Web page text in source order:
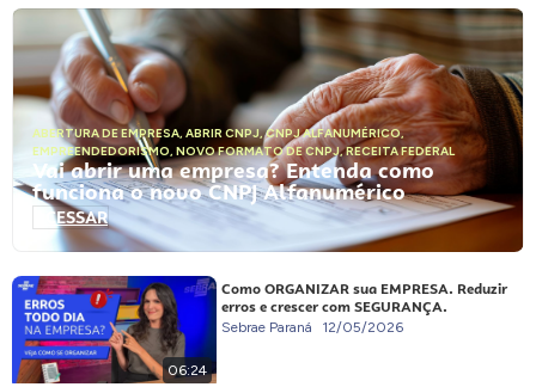
ABERTURA DE EMPRESA, ABRIR CNPJ,CNPJ ALFANUMÉRICO,
EMPREENDEDORISMO, NOVO FORMATO DE CNPJ,RECEITA FEDERAL
Vai abrir uma empresa? Entenda como
funciona o novo CNPJ Alfanumérico
ACESSAR
06:24
Como ORGANIZAR sua EMPRESA. Reduzir
erros e crescer com SEGURANÇA.
Sebrae Paraná 12/05/2026